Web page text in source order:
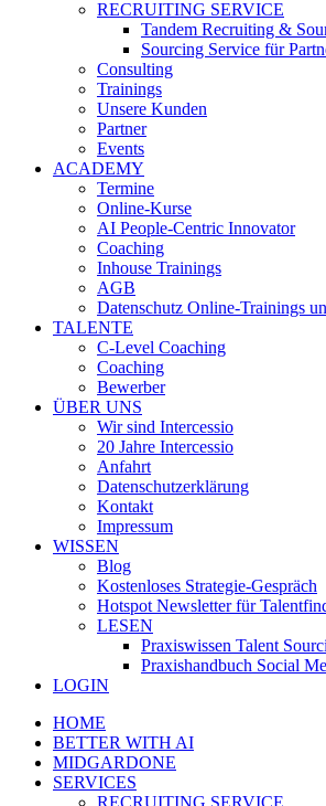
RECRUITING SERVICE
Tandem Recruiting &
Sourcing Service für
Consulting
Trainings
Unsere Kunden
Partner
Events
ACADEMY
Termine
Online-Kurse
AI People-Centric Innovator
Coaching
Inhouse Trainings
AGB
Datenschutz Online-Trainings
TALENTE
C-Level Coaching
Coaching
Bewerber
ÜBER UNS
Wir sind Intercessio
20 Jahre Intercessio
Anfahrt
Datenschutzerklärung
Kontakt
Impressum
WISSEN
Blog
Kostenloses Strategie-Gespräch
Hotspot Newsletter für
LESEN
Praxiswissen Talent
Praxishandbuch Social
LOGIN
HOME
BETTER WITH AI
MIDGARDONE
SERVICES
RECRUITING SERVICE